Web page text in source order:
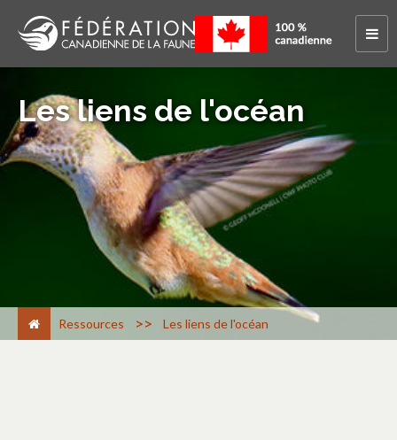
Les liens de l'océan
Ressources > Les liens de l'océan